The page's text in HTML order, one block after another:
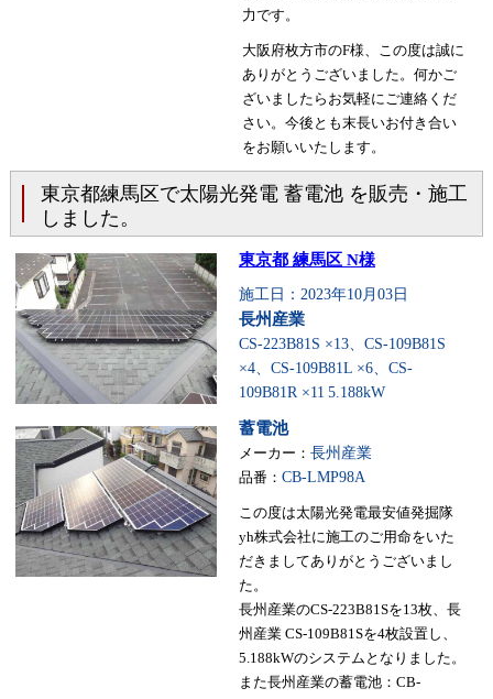
力です。
大阪府枚方市のF様、この度は誠に
ありがとうございました。何かご
ざいましたらお気軽にご連絡くだ
さい。今後とも末長いお付き合い
をお願いいたします。
東京都練馬区で太陽光発電 蓄電池 を販売・施工
しました。
東京都 練馬区 N様
施工日：2023年10月03日
長州産業
CS-223B81S ×13、CS-109B81S
×4、CS-109B81L ×6、CS-
109B81R ×11 5.188kW
蓄電池
メーカー： 長州産業
品番： CB-LMP98A
この度は太陽光発電最安値発掘隊
yh株式会社に施工のご用命をいた
だきましてありがとうございまし
た。
長州産業のCS-223B81Sを13枚、長
州産業 CS-109B81Sを4枚設置し、
5.188kWのシステムとなりました。
また長州産業の蓄電池：CB-